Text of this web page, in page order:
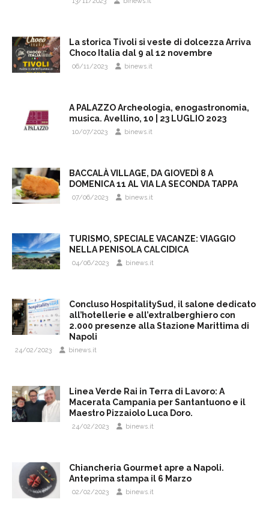
La storica Tivoli si veste di dolcezza Arriva
Choco Italia dal 9 al 12 novembre
06/11/2023 binews.it
A PALAZZO Archeologia, enogastronomia,
musica. Avellino, 10 | 23 LUGLIO 2023
10/07/2023 binews.it
BACCALÀ VILLAGE, DA GIOVEDÌ 8 A
DOMENICA 11 AL VIA LA SECONDA TAPPA
07/06/2023 binews.it
TURISMO, SPECIALE VACANZE: VIAGGIO
NELLA PENISOLA CALCIDICA
04/06/2023 binews.it
Concluso HospitalitySud, il salone dedicato
all’hotellerie e all’extralberghiero con
2.000 presenze alla Stazione Marittima di
Napoli
24/02/2023 binews.it
Linea Verde Rai in Terra di Lavoro: A
Macerata Campania per Santantuono e il
Maestro Pizzaiolo Luca Doro.
24/02/2023 binews.it
Chiancheria Gourmet apre a Napoli.
Anteprima stampa il 6 Marzo
02/02/2023 binews.it